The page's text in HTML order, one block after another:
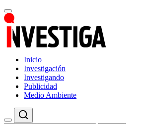
Inicio
Investigación
Investigando
Publicidad
Medio Ambiente